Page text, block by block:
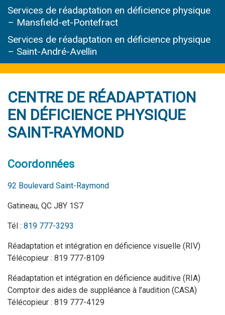
Services de réadaptation en déficience physique
– Mansfield-et-Pontefract
Services de réadaptation en déficience physique
– Saint-André-Avellin
CENTRE DE RÉADAPTATION
EN DÉFICIENCE PHYSIQUE
SAINT-RAYMOND
Coordonnées
92 Boulevard Saint-Raymond
Gatineau, QC J8Y 1S7
Tél : 819 777-3293
Réadaptation et intégration en déficience visuelle (RIV)
Télécopieur : 819 777-8109
Réadaptation et intégration en déficience auditive (RIA)
Comptoir des aides de suppléance à l’audition (CASA)
Télécopieur : 819 777-4129